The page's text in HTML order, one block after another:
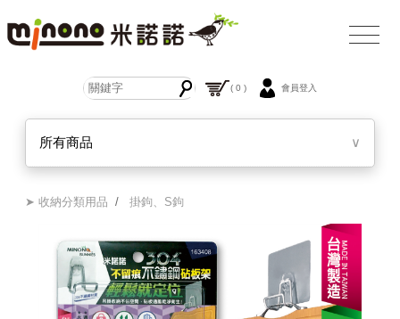
( 0 ) 會員登入
所有商品 ∨
➤ 收納分類用品 /掛鉤、S鉤